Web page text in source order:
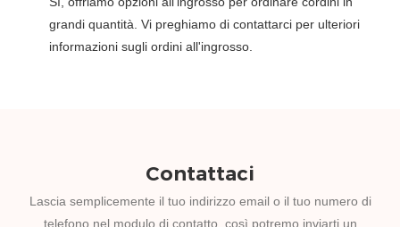
grandi quantità. Vi preghiamo di contattarci per ulteriori
informazioni sugli ordini all'ingrosso.
Contattaci
Lascia semplicemente il tuo indirizzo email o il tuo numero di
telefono nel modulo di contatto, così potremo inviarti un